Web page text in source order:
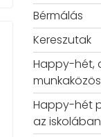
Bérmálás
Kereszutak
Happy-hét,
Happy-hét
az iskolában